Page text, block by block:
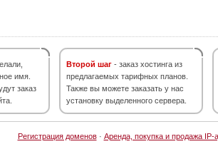
имя.
заказ
Второй шаг - заказ хостинга из
предлагаемых тарифных планов.
Также вы можете заказать у нас
установку выделенного сервера.
Регистрация доменов· Аренда, покупка и продажа IP-